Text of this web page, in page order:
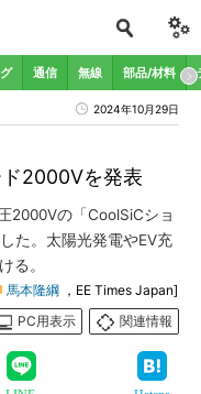
通信 無線 部品/材料
2024年10月29日
2000Vを発表
2000Vの「CoolSiCショ
た。太陽光発電やEV充
る。
馬本隆綱 ，EE Times Japan]
PC用表示
関連情報